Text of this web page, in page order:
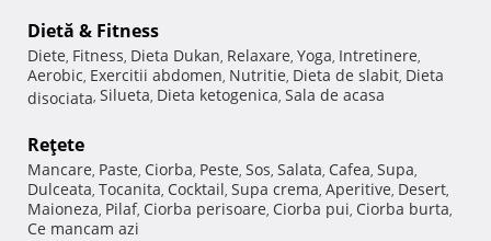
Dietă & Fitness
Diete, Fitness, Dieta Dukan, Relaxare, Yoga, Intretinere,
Aerobic, Exercitii abdomen, Nutritie, Dieta de slabit, Dieta
disociata, Silueta, Dieta ketogenica, Sala de acasa
Reţete
Mancare, Paste, Ciorba, Peste, Sos, Salata, Cafea, Supa,
Dulceata, Tocanita, Cocktail, Supa crema, Aperitive, Desert,
Maioneza, Pilaf, Ciorba perisoare, Ciorba pui, Ciorba burta,
Ce mancam azi